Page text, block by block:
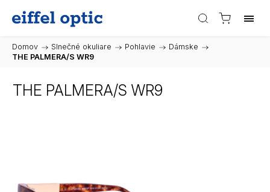
Domov / Slnečné okuliare / Pohlavie / Dámske /
THE PALMERA/S WR9
THE PALMERA/S WR9